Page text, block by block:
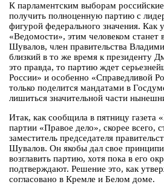
К парламентским выборам
получить полноценную партию с
фигурой федерального значения. Как
«Ведомости», этим человеком станет
Шувалов, член правительства
близкий в то же время к президенту
это правда, то партию ждет
России» и особенно «Справедливой
только поделится мандатами в
лишиться значительной части
Итак, как сообщила в пятницу газета
партии «Правое дело», скорее всего,
заместитель председателя
Шувалов. Он якобы дал свое
возглавить партию, хотя пока в его
подтверждают. Решение это, как
согласовано в Кремле и Белом доме.